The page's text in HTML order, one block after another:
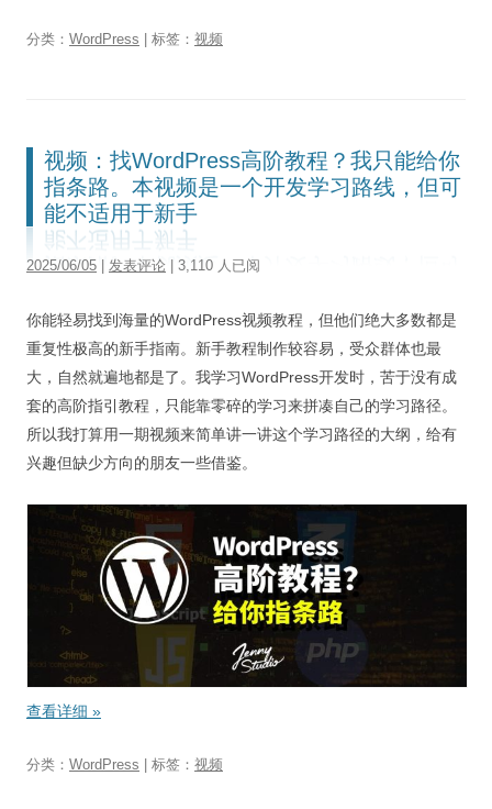
分类： WordPress | 标签： 视频
视频：找WordPress高阶教程？我只能给你
指条路。本视频是一个开发学习路线，但可
能不适用于新手
2025/06/05 发表评论 | 3,110 人已阅
你能轻易找到海量的WordPress视频教程，但他们绝大多数都是
重复性极高的新手指南。新手教程制作较容易，受众群体也最
大，自然就遍地都是了。我学习WordPress开发时，苦于没有成
套的高阶指引教程，只能靠零碎的学习来拼凑自己的学习路径。
所以我打算用一期视频来简单讲一讲这个学习路径的大纲，给有
兴趣但缺少方向的朋友一些借鉴。
查看详细 »
分类： WordPress | 标签： 视频